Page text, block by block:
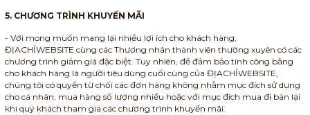
5. CHƯƠNG TRÌNH KHUYẾN MÃI
- Với mong muốn mang lại nhiều lợi ích cho khách hàng,
ĐỊACHỈWEBSITE cùng các Thương nhân thành viên thường xuyên có các
chương trình giảm giá đặc biệt. Tuy nhiên, để đảm bảo tính công bằng
cho khách hàng là người tiêu dùng cuối cùng của ĐỊACHỈWEBSITE,
chúng tôi có quyền từ chối các đơn hàng không nhằm mục đích sử dụng
cho cá nhân, mua hàng số lượng nhiều hoặc với mục đích mua đi bán lại
khi quý khách tham gia các chương trình khuyến mãi.